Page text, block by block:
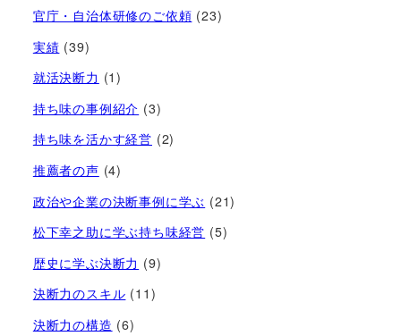
官庁・自治体研修のご依頼 (23)
実績 (39)
就活決断力 (1)
持ち味の事例紹介 (3)
持ち味を活かす経営​ (2)
推薦者の声 (4)
政治や企業の決断事例に学ぶ (21)
松下幸之助に学ぶ持ち味経営 (5)
歴史に学ぶ決断力 (9)
決断力のスキル (11)
決断力の構造 (6)